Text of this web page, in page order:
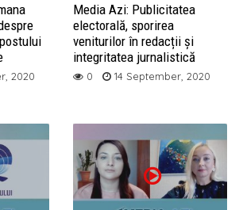
2020
Media Azi: Publicitatea
electorală, sporirea
veniturilor în redacții și
integritatea jurnalistică
0 14 September, 2020